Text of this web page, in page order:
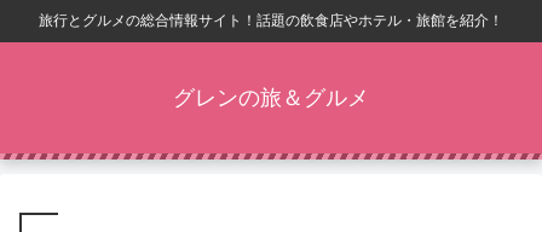
旅行とグルメの総合情報サイト！話題の飲食店やホテル・旅館を紹介！
グレンの旅＆グルメ